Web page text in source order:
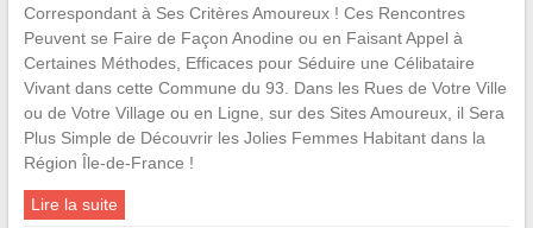
Correspondant à Ses Critères Amoureux ! Ces Rencontres
Peuvent se Faire de Façon Anodine ou en Faisant Appel à
Certaines Méthodes, Efficaces pour Séduire une Célibataire
Vivant dans cette Commune du 93. Dans les Rues de Votre Ville
ou de Votre Village ou en Ligne, sur des Sites Amoureux, il Sera
Plus Simple de Découvrir les Jolies Femmes Habitant dans la
Région Île-de-France !
Lire la suite